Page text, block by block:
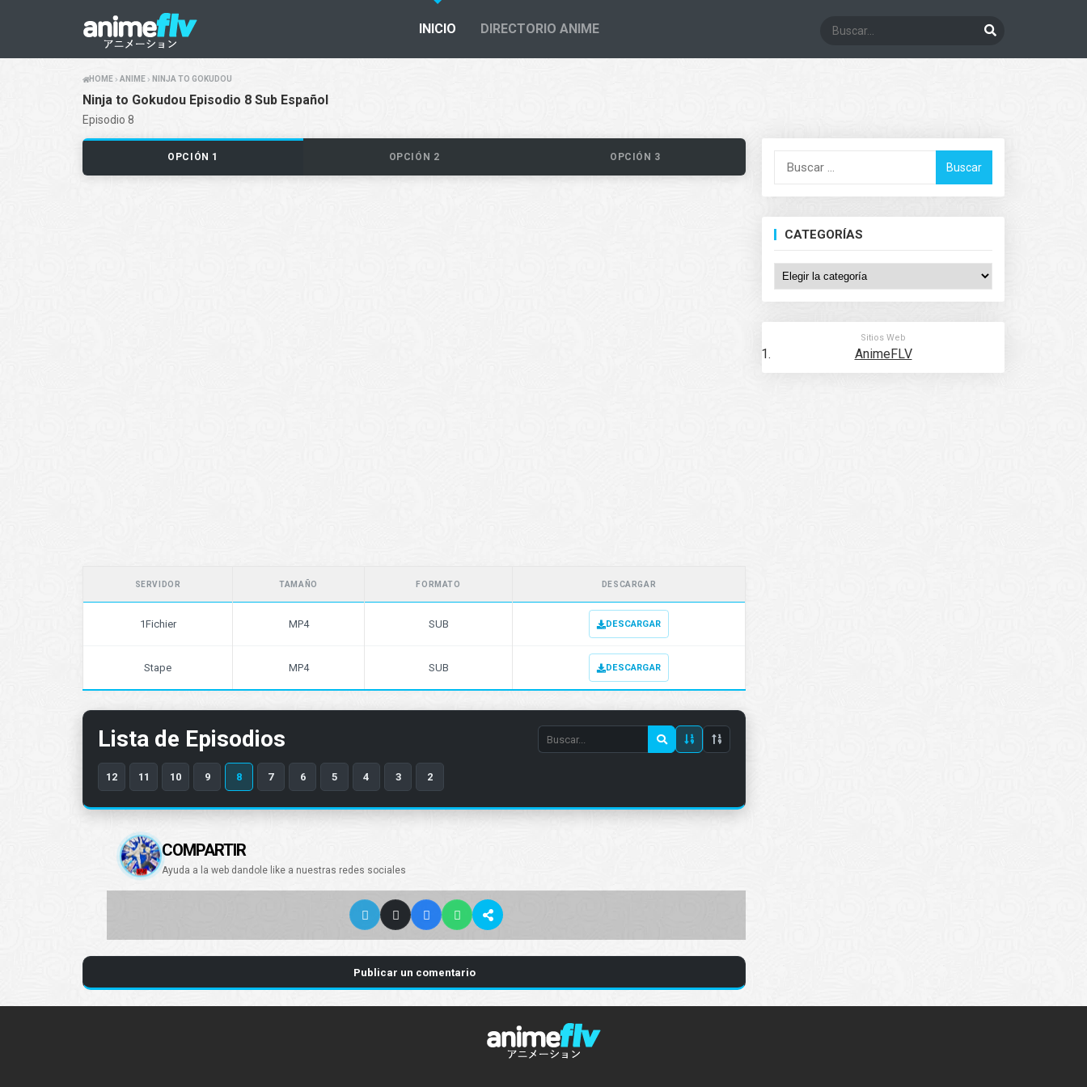
INICIO DIRECTORIO ANIME
HOME ANIME NINJA TO GOKUDOU
Ninja to Gokudou Episodio 8 Sub Español
Episodio 8
OPCIÓN 1 OPCIÓN 2 OPCIÓN 3
SERVIDOR TAMAÑO FORMATO DESCARGAR
1Fichier MP4 SUB DESCARGAR
Stape MP4 SUB DESCARGAR
Lista de Episodios
Search
episode
12 11 10 9 8 7 6 5 4 3 2
COMPARTIR
Ayuda a la web dandole like a nuestras redes sociales
Publicar un comentario
Buscar:
CATEGORÍAS
Categorías
Sitios Web
AnimeFLV